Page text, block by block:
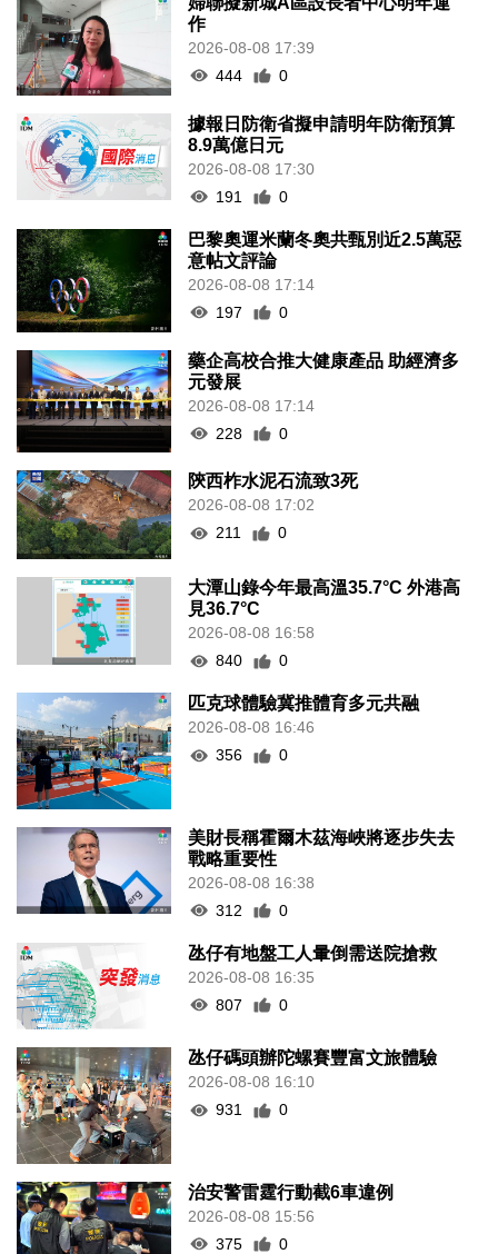
作
2026-08-08 17:39
444
0
據報日防衛省擬申請明年防衛預算
8.9萬億日元
2026-08-08 17:30
191
0
巴黎奧運米蘭冬奧共甄別近2.5萬惡
意帖文評論
2026-08-08 17:14
197
0
藥企高校合推大健康產品 助經濟多
元發展
2026-08-08 17:14
228
0
陝西柞水泥石流致3死
2026-08-08 17:02
211
0
大潭山錄今年最高溫35.7°C 外港高
見36.7°C
2026-08-08 16:58
840
0
匹克球體驗冀推體育多元共融
2026-08-08 16:46
356
0
美財長稱霍爾木茲海峽將逐步失去
戰略重要性
2026-08-08 16:38
312
0
氹仔有地盤工人暈倒需送院搶救
2026-08-08 16:35
807
0
氹仔碼頭辦陀螺賽豐富文旅體驗
2026-08-08 16:10
931
0
治安警雷霆行動截6車違例
2026-08-08 15:56
375
0